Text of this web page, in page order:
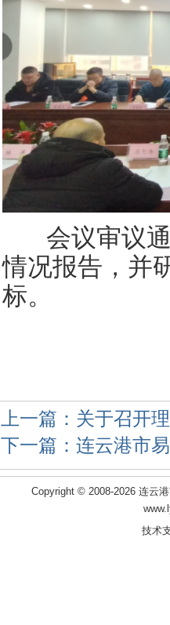
会议审议
情况报告，并
标。
上一篇：关于召开
下一篇：连云港市
Copyright © 2008-2026 连云
技术